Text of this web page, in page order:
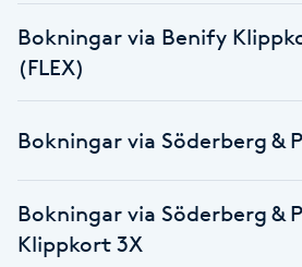
Gellack
Gellack med förstärkning
Gravidmassage
Gruppträning
Bokningar via Benify
(FLEX)
Bokningar via Söderberg &
Bokningar via Söderberg &
Klippkort 3X